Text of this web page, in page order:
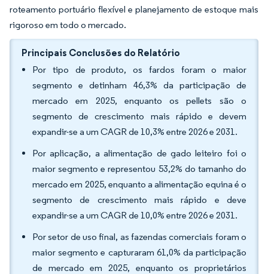
roteamento portuário flexível e planejamento de estoque mais
rigoroso em todo o mercado.
Principais Conclusões do Relatório
Por tipo de produto, os fardos foram o maior
segmento e detinham 46,3% da participação de
mercado em 2025, enquanto os pellets são o
segmento de crescimento mais rápido e devem
expandir-se a um CAGR de 10,3% entre 2026 e 2031.
Por aplicação, a alimentação de gado leiteiro foi o
maior segmento e representou 53,2% do tamanho do
mercado em 2025, enquanto a alimentação equina é o
segmento de crescimento mais rápido e deve
expandir-se a um CAGR de 10,0% entre 2026 e 2031.
Por setor de uso final, as fazendas comerciais foram o
maior segmento e capturaram 61,0% da participação
de mercado em 2025, enquanto os proprietários